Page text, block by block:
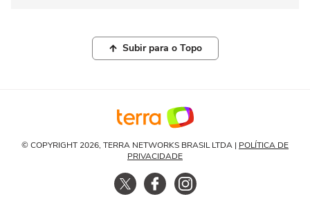
Subir para o Topo
© COPYRIGHT 2026, TERRA NETWORKS BRASIL LTDA | POLÍTICA DE
PRIVACIDADE